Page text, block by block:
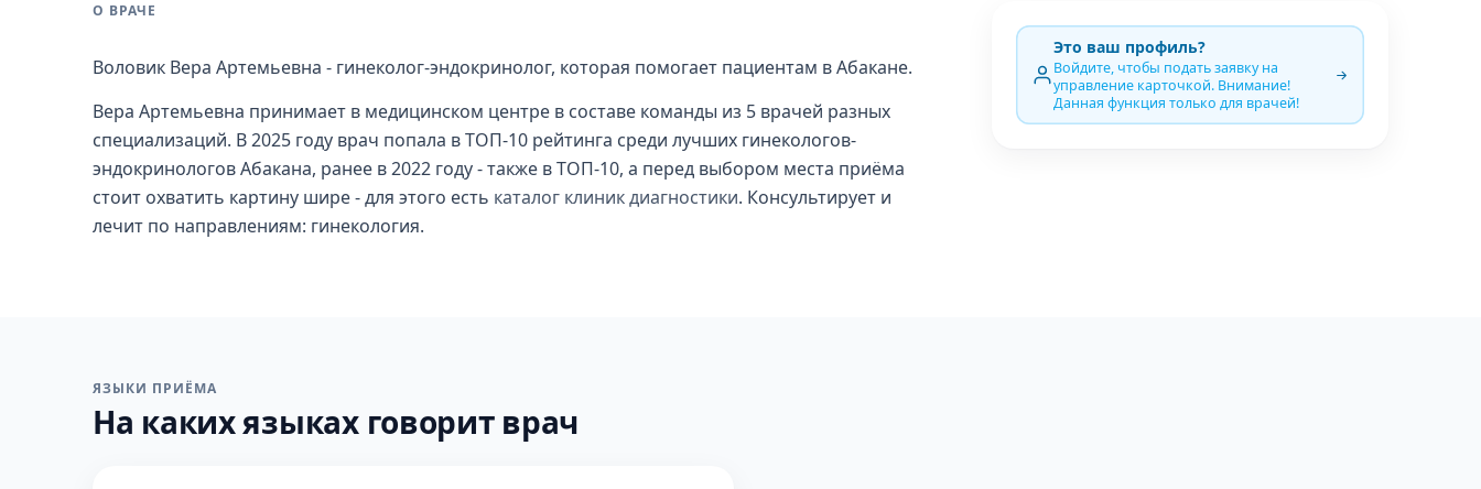
О ВРАЧЕ
Воловик Вера Артемьевна - гинеколог-эндокринолог, которая помогает пациентам в Абакане.
Вера Артемьевна принимает в медицинском центре в составе команды из 5 врачей разных
специализаций. В 2025 году врач попала в ТОП-10 рейтинга среди лучших гинекологов-
эндокринологов Абакана, ранее в 2022 году - также в ТОП-10, а перед выбором места приёма
стоит охватить картину шире - для этого есть каталог клиник диагностики. Консультирует и
лечит по направлениям: гинекология.
Это ваш профиль?
Войдите, чтобы подать заявку на
управление карточкой. Внимание!
Данная функция только для врачей!
ЯЗЫКИ ПРИЁМА
На каких языках говорит врач